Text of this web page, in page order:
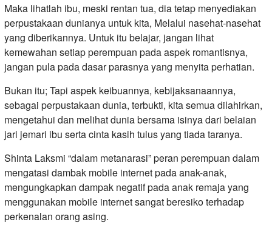
Maka lihatlah ibu, meski rentan tua, dia tetap menyediakan
perpustakaan dunianya untuk kita, Melalui nasehat-nasehat
yang diberikannya. Untuk itu belajar, jangan lihat
kemewahan setiap perempuan pada aspek romantisnya,
jangan pula pada dasar parasnya yang menyita perhatian.
Bukan itu; Tapi aspek keibuannya, kebijaksanaannya,
sebagai perpustakaan dunia, terbukti, kita semua dilahirkan,
mengetahui dan melihat dunia bersama isinya dari belaian
jari jemari ibu serta cinta kasih tulus yang tiada taranya.
Shinta Laksmi “dalam metanarasi” peran perempuan dalam
mengatasi dambak mobile internet pada anak-anak,
mengungkapkan dampak negatif pada anak remaja yang
menggunakan mobile internet sangat beresiko terhadap
perkenalan orang asing.